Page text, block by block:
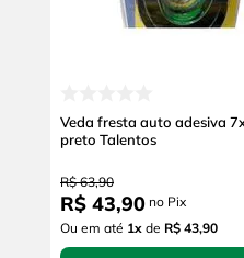
Veda fresta auto adesiva
preto Talentos
R$ 63,90
R$ 43,90 no Pix
Ou em até 1x de R$ 43,90